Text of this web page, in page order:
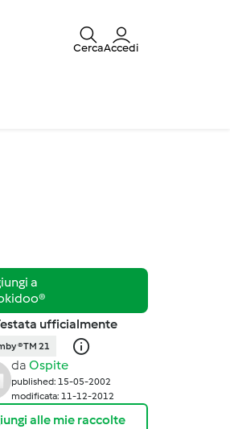
CercaAccedi
ufficialmente
® TM 21
da Ospite
published: 15-05-2002
modificata: 11-12-2012
alle mie raccolte